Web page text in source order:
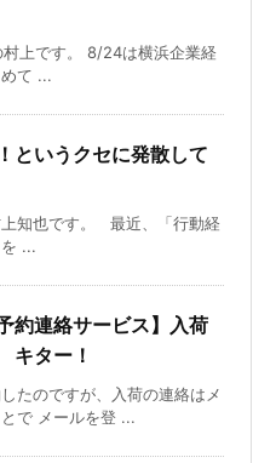
上です。 8/24は横浜企業経
て ...
というクセに発散して
知也です。 最近、「行動経
...
約連絡サービス】入荷
ター！
たのですが、入荷の連絡はメ
で メールを登 ...